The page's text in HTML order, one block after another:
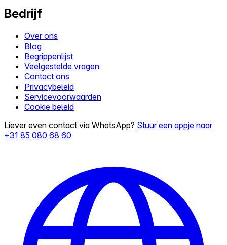
Bedrijf
Over ons
Blog
Begrippenlijst
Veelgestelde vragen
Contact ons
Privacybeleid
Servicevoorwaarden
Cookie beleid
Liever even contact via WhatsApp? Stuur een appje naar
+31 85 080 68 60